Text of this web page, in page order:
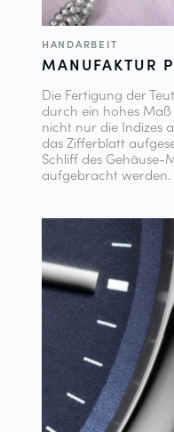
HANDARBEIT
MANUFAKTUR
Die Fertigung der
durch ein hohes
nicht nur die Indizes
das Zifferblatt
Schliff des
aufgebracht werden.